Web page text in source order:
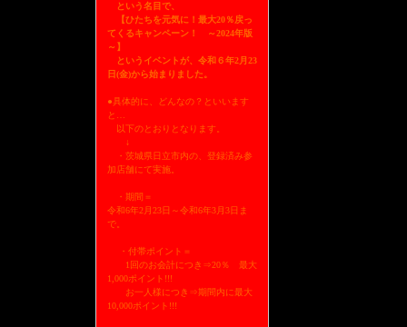
という名目で、
【ひたちを元気に！最大20％戻っ
てくるキャンペーン！ ～2024年版
～】
というイベントが、令和６年2月23
日(金)から始まりました。
●具体的に、どんなの？といいます
と…
以下のとおりとなります。
↓
・茨城県日立市内の、登録済み参
加店舗にて実施。
・期間＝
令和6年2月23日～令和6年3月3日ま
で。
・付帯ポイント＝
1回のお会計につき⇒20％ 最大
1,000ポイント!!!
お一人様につき⇒期間内に最大
10,000ポイント!!!